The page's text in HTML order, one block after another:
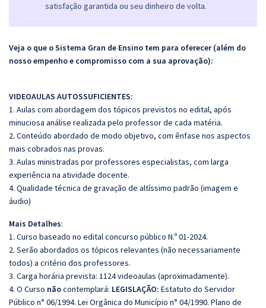
satisfação garantida ou seu dinheiro de volta.
Veja o que o Sistema Gran de Ensino tem para oferecer (além do
nosso empenho e compromisso com a sua aprovação):
VIDEOAULAS AUTOSSUFICIENTES:
1. Aulas com abordagem dos tópicos previstos no edital, após
minuciosa análise realizada pelo professor de cada matéria.
2. Conteúdo abordado de modo objetivo, com ênfase nos aspectos
mais cobrados nas provas.
3. Aulas ministradas por professores especialistas, com larga
experiência na atividade docente.
4. Qualidade técnica de gravação de altíssimo padrão (imagem e
áudio)
Mais Detalhes:
1. Curso baseado no edital concurso público N.º 01-2024.
2. Serão abordados os tópicos relevantes (não necessariamente
todos) a critério dos professores.
3. Carga horária prevista: 1124 videoaulas (aproximadamente).
4. O Curso nãocontemplará: LEGISLAÇÃO: Estatuto do Servidor
Público n° 06/1994. Lei Orgânica do Município n° 04/1990. Plano de